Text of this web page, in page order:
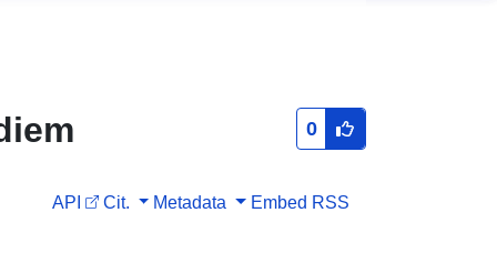
0
API Cit. Metadata Embed RSS